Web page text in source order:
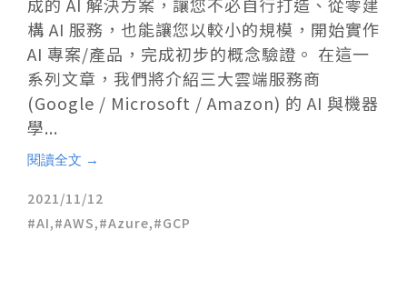
構 AI 服務，也能讓您以較小的規模，開始實作
AI 專案/產品，完成初步的概念驗證。 在這一
系列文章，我們將介紹三大雲端服務商
(Google / Microsoft / Amazon) 的 AI 與機器
學...
閱讀全文 →
2021/11/12
AI, AWS, Azure, GCP